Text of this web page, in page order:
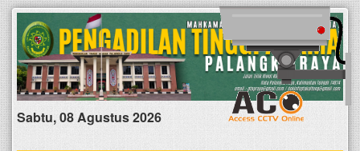
Sabtu, 08 Agustus 2026